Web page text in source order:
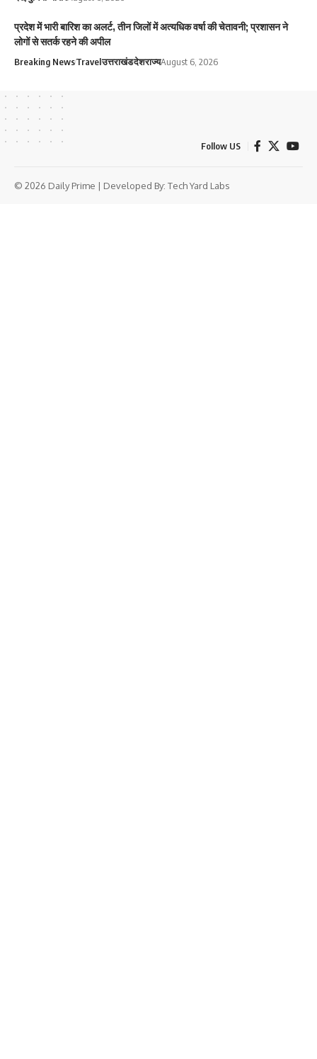
प्रदेश में भारी बारिश का अलर्ट, तीन जिलों में अत्यधिक वर्षा की चेतावनी; प्रशासन ने
लोगों से सतर्क रहने की अपील
Breaking NewsTravelउत्तराखंडदेशराज्यAugust 6, 2026
Follow US
© 2026 Daily Prime | Developed By: Tech Yard Labs